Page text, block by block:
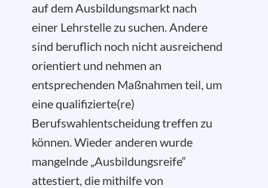
auf dem Ausbildungsmarkt nach
einer Lehrstelle zu suchen. Andere
sind beruflich noch nicht ausreichend
orientiert und nehmen an
entsprechenden Maßnahmen teil, um
eine qualifizierte(re)
Berufswahlentscheidung treffen zu
können. Wieder anderen wurde
mangelnde „Ausbildungsreife“
attestiert, die mithilfe von